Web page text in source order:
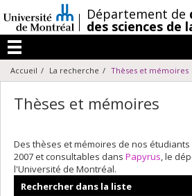
au
contenu
/Département de
des sciences de
Menu
Accueil La recherche Thèses et mémoires
Thèses et mémoires
Des thèses et mémoires de nos
2007 et consultables dans Papyrus, le
l'Université de Montréal.
Rechercher dans la liste